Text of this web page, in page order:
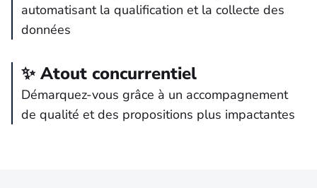
automatisant la qualification et la collecte des
données
✨ Atout concurrentiel
Démarquez-vous grâce à un accompagnement
de qualité et des propositions plus impactantes